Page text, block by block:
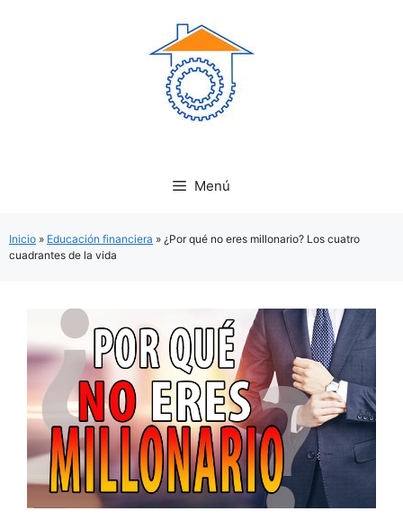
Menú
Inicio » Educación financiera » ¿Por qué no eres millonario? Los cuatro
cuadrantes de la vida